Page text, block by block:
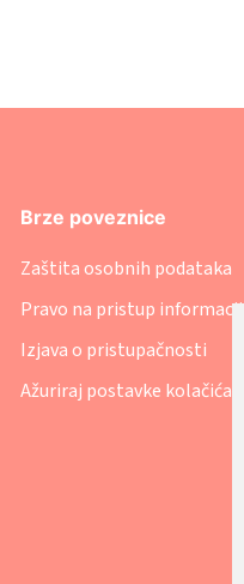
Brze poveznice
Zaštita osobnih podataka
Pravo na pristup
Izjava o pristupačnosti
Ažuriraj postavke kolačića